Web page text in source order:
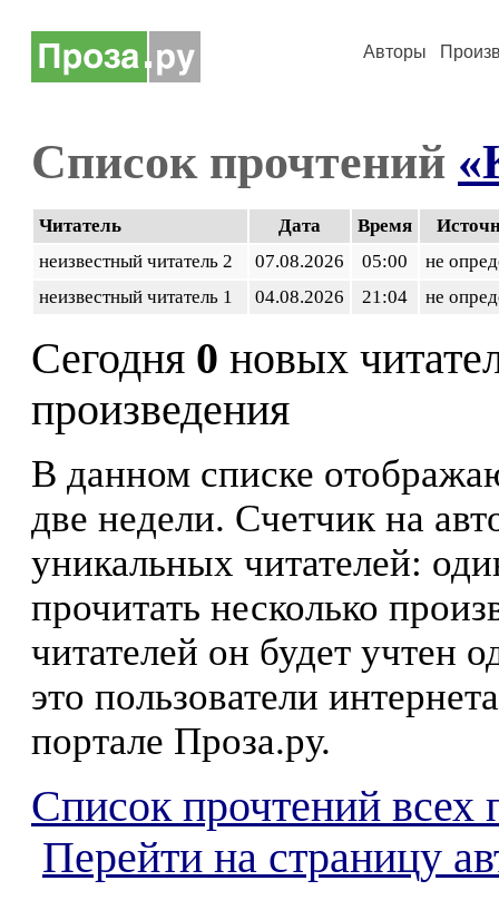
Авторы
Список прочтений
Читатель Дата Время
неизвестный читатель 2
07.08.2026 05:00
не
неизвестный читатель 1
04.08.2026 21:04 не
Сегодня 0 новых
произведения
В данном списке
две недели. Счетчик на
уникальных читателей:
прочитать несколько
читателей он будет учтен
это пользователи
портале Проза.ру.
Список прочтений всех
Перейти на страницу